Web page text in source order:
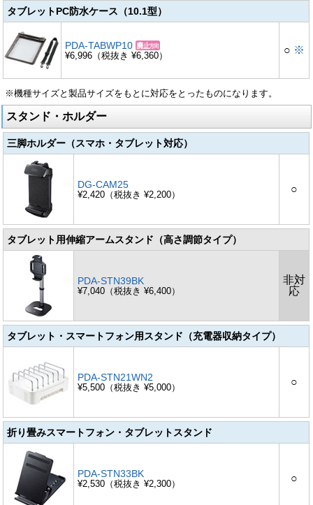
タブレットPC防水ケース（10.1型）
PDA-TABWP10
¥6,996（税抜き ¥6,360） ○ ※
※機種サイズと製品サイズをもとに対応をとったものになります。
スタンド・ホルダー
三脚ホルダー（スマホ・タブレット対応）
DG-CAM25
¥2,420（税抜き ¥2,200） ○
タブレット用伸縮アームスタンド（高さ調節タイプ）
PDA-STN39BK
¥7,040（税抜き ¥6,400）
非対
応
タブレット・スマートフォン用スタンド（充電器収納タイプ）
PDA-STN21WN2
¥5,500（税抜き ¥5,000） ○
折り畳みスマートフォン・タブレットスタンド
PDA-STN33BK
¥2,530（税抜き ¥2,300） ○